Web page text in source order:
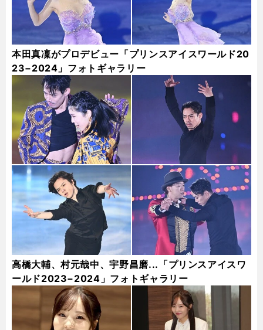
本田真凜がプロデビュー「プリンスアイスワールド20
23−2024」フォトギャラリー
高橋大輔、村元哉中、宇野昌磨...「プリンスアイスワ
ールド2023−2024」フォトギャラリー